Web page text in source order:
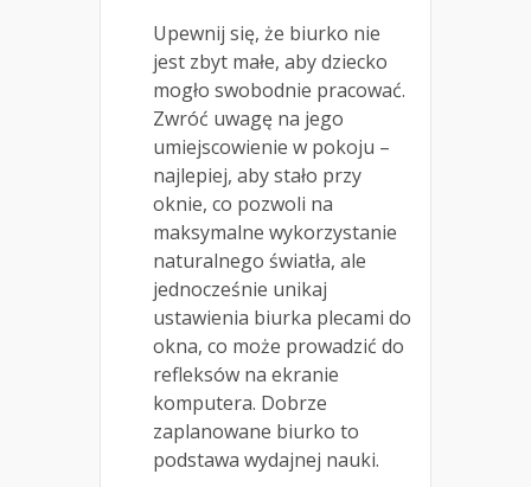
Upewnij się, że biurko nie
jest zbyt małe, aby dziecko
mogło swobodnie pracować.
Zwróć uwagę na jego
umiejscowienie w pokoju –
najlepiej, aby stało przy
oknie, co pozwoli na
maksymalne wykorzystanie
naturalnego światła, ale
jednocześnie unikaj
ustawienia biurka plecami do
okna, co może prowadzić do
refleksów na ekranie
komputera. Dobrze
zaplanowane biurko to
podstawa wydajnej nauki.